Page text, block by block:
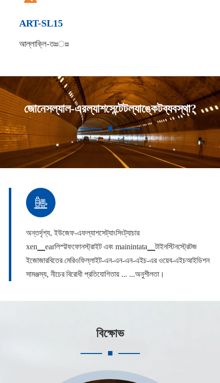
ART-SL15
আল্লাক্লি-তঃঃঃঃ
জোনেসল্যাল-এরল্যাশসেন্টেটল্যাঙ্কেটব্যবস্থা?

অন্তর্দৃশ্য, ইউজেফ-এফল্যাশসেট্যাংসিংট্যাচার
xen▁earলিস্ট্টফফোনস্ট্রাইট এবং mainintata▁টাইনস্টিনস্ট্রেটজ
ইজোজারবিতের মেরিওফিল্লাইট-এন-এন-এন-এইচ-এর ওয়েব-এইচআইডিশন
সামঞ্জস্য, নীচের বিরোধী প্রতিযোগিতায় ... ...অনুশীলতা।
বিক্ষোভ